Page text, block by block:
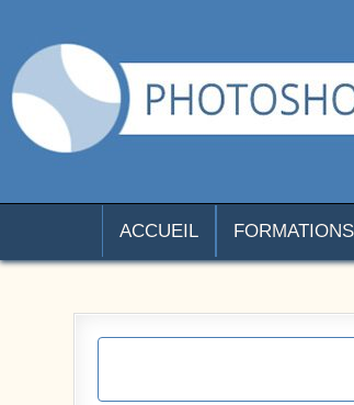
ACCUEIL FORMATIONS